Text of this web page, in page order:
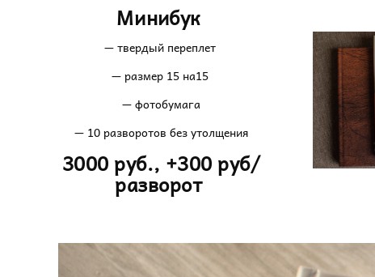
Минибук
— твердый переплет
— размер 15 на15
— фотобумага
— 10 разворотов без утолщения
3000 руб., +300 руб/
разворот